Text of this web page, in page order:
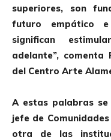
superiores, son
futuro empático
significan
adelante”,
del Centro Arte
A estas palabras se
jefe de
otra de las